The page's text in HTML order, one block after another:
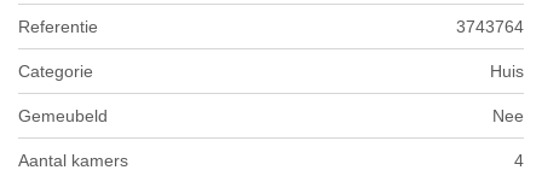
Referentie 3743764
Categorie Huis
Gemeubeld Nee
Aantal kamers 4